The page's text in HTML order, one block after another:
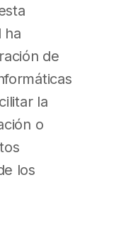
ha
de
la
o
los